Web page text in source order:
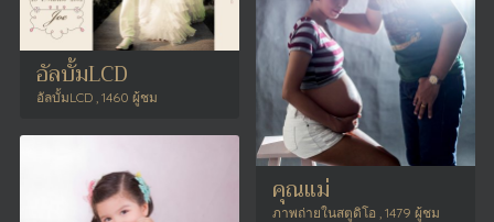
อัลบั้มLCD
อัลบั้มLCD , 1460 ผู้ชม
คุณแม่
ภาพถ่ายในสตูดิโอ , 1479 ผู้ชม